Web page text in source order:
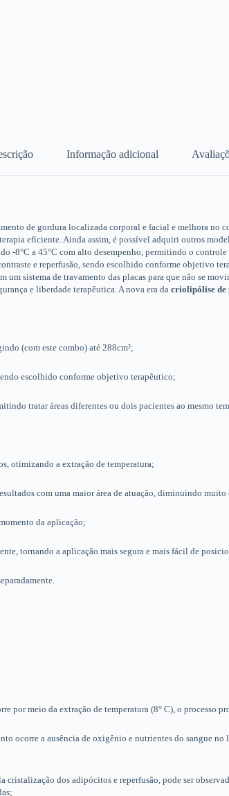
Informação adicional
de gordura localizada corporal e facial e melhora no
eficiente. Ainda assim, é possível adquiri outros
-8°C a 45°C com alto desempenho, permitindo o
e reperfusão, sendo escolhido conforme objetivo
sistema de travamento das placas para que não se
e liberdade terapêutica. A nova era da criolipólise de
(com este combo) até 288cm²;
escolhido conforme objetivo terapêutico;
tratar áreas diferentes ou dois pacientes ao mesmo
otimizando a extração de temperatura;
com uma maior área de atuação, diminuindo muito
da aplicação;
tornando a aplicação mais segura e mais fácil de
meio da extração de temperatura (8° C), o processo
ocorre a ausência de oxigênio e nutrientes do sangue
dos adipócitos e reperfusão, pode ser